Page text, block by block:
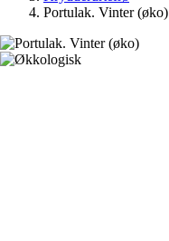
Portulak. Vinter (øko)